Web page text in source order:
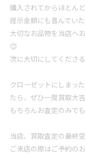
購入されてからほとん
提示金額にも喜んでい
大切なお品物を当店へ
😊
次に大切にしてくださ
クローゼットにしまっ
たら、ぜひ一度買取大
もちろんお査定のみで
当店、買取査定の最終
ご来店の際はご予約の